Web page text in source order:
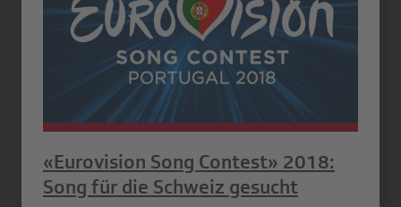
«Eurovision Song Contest» 2018:
Song für die Schweiz gesucht